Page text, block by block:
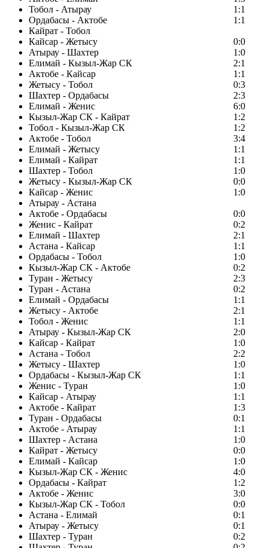
Тобол - Атырау
1:1
Ордабасы - Актобе
1:1
Кайрат - Тобол
Кайсар - Жетысу
0:0
Атырау - Шахтер
1:0
Елимай - Кызыл-Жар СК
2:1
Актобе - Кайсар
1:1
Жетысу - Тобол
0:3
Шахтер - Ордабасы
2:3
Елимай - Женис
6:0
Кызыл-Жар СК - Кайрат
1:2
Тобол - Кызыл-Жар СК
1:2
Актобе - Тобол
3:4
Елимай - Жетысу
1:1
Елимай - Кайрат
1:1
Шахтер - Тобол
1:0
Жетысу - Кызыл-Жар СК
0:0
Кайсар - Женис
1:0
Атырау - Астана
Актобе - Ордабасы
0:0
Женис - Кайрат
0:2
Елимай - Шахтер
2:1
Астана - Кайсар
1:1
Ордабасы - Тобол
1:0
Кызыл-Жар СК - Актобе
0:2
Туран - Жетысу
2:3
Туран - Астана
0:2
Елимай - Ордабасы
1:1
Жетысу - Актобе
2:1
Тобол - Женис
1:1
Атырау - Кызыл-Жар СК
2:0
Кайсар - Кайрат
1:0
Астана - Тобол
2:2
Жетысу - Шахтер
1:0
Ордабасы - Кызыл-Жар СК
1:1
Женис - Туран
1:0
Кайсар - Атырау
1:1
Актобе - Кайрат
1:3
Туран - Ордабасы
0:1
Актобе - Атырау
1:1
Шахтер - Астана
1:0
Кайрат - Жетысу
0:0
Елимай - Кайсар
1:0
Кызыл-Жар СК - Женис
4:0
Ордабасы - Кайрат
1:2
Актобе - Женис
3:0
Кызыл-Жар СК - Тобол
0:0
Астана - Елимай
0:1
Атырау - Жетысу
0:1
Шахтер - Туран
0:2